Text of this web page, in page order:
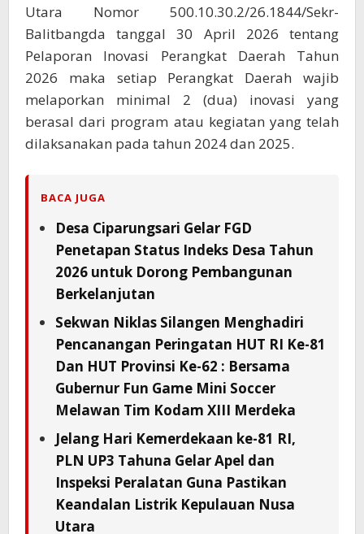
Utara Nomor 500.10.30.2/26.1844/Sekr-
Balitbangda tanggal 30 April 2026 tentang
Pelaporan Inovasi Perangkat Daerah Tahun
2026 maka setiap Perangkat Daerah wajib
melaporkan minimal 2 (dua) inovasi yang
berasal dari program atau kegiatan yang telah
dilaksanakan pada tahun 2024 dan 2025.
BACA JUGA
Desa Ciparungsari Gelar FGD
Penetapan Status Indeks Desa Tahun
2026 untuk Dorong Pembangunan
Berkelanjutan
Sekwan Niklas Silangen Menghadiri
Pencanangan Peringatan HUT RI Ke-81
Dan HUT Provinsi Ke-62 : Bersama
Gubernur Fun Game Mini Soccer
Melawan Tim Kodam XIII Merdeka
Jelang Hari Kemerdekaan ke-81 RI,
PLN UP3 Tahuna Gelar Apel dan
Inspeksi Peralatan Guna Pastikan
Keandalan Listrik Kepulauan Nusa
Utara